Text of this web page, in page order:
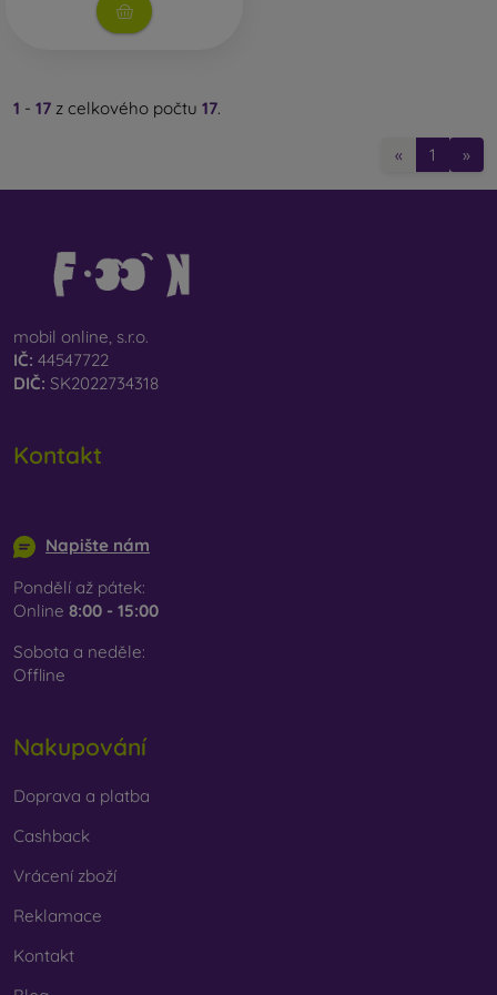
1 - 17 z celkového počtu 17.
« 1 »
mobil online, s.r.o.
IČ: 44547722
DIČ: SK2022734318
Kontakt
Napište nám
Pondělí až pátek:
Online 8:00 - 15:00
Sobota a neděle:
Offline
Nakupování
Doprava a platba
Cashback
Vrácení zboží
Reklamace
Kontakt